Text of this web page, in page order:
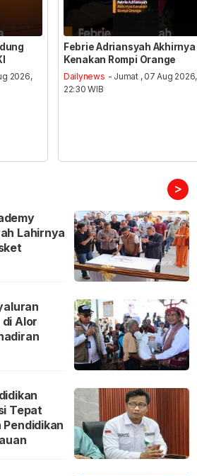
2026,
Febrie Adriansyah Akhirnya
Kenakan Rompi Orange
Dailynews - Jumat , 07 Aug 2026,
22:30 WIB
>
Lahirnya
Alor
Tepat